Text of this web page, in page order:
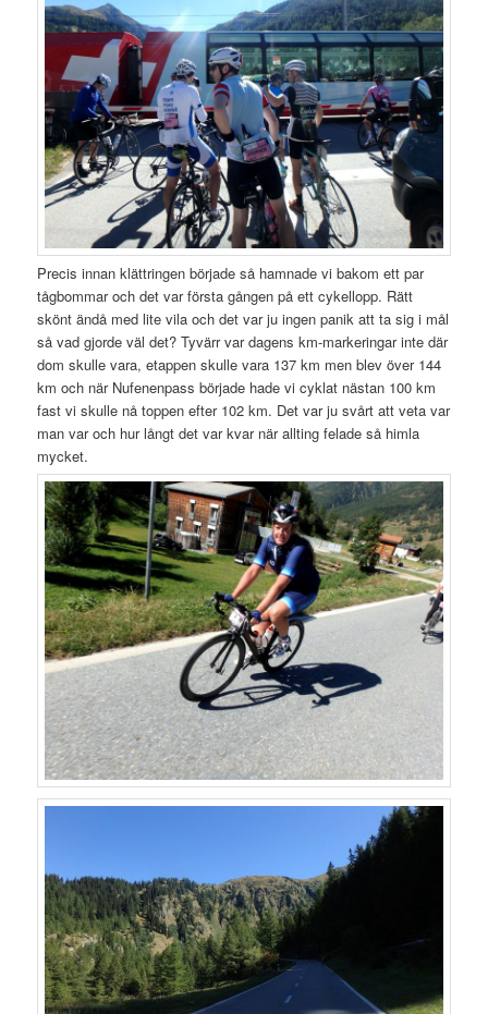
Precis innan klättringen började så hamnade vi bakom ett par
tågbommar och det var första gången på ett cykellopp. Rätt
skönt ändå med lite vila och det var ju ingen panik att ta sig i mål
så vad gjorde väl det? Tyvärr var dagens km-markeringar inte där
dom skulle vara, etappen skulle vara 137 km men blev över 144
km och när Nufenenpass började hade vi cyklat nästan 100 km
fast vi skulle nå toppen efter 102 km. Det var ju svårt att veta var
man var och hur långt det var kvar när allting felade så himla
mycket.